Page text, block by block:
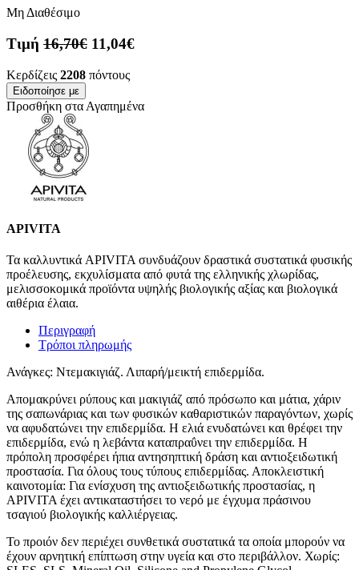
Μη Διαθέσιμο
Τιμή 16,70€ 11,04€
Κερδίζεις 2208 πόντους
Ειδοποίησε με
Προσθήκη στα Αγαπημένα
APIVITA
Τα καλλυντικά APIVITA συνδυάζουν δραστικά συστατικά φυσικής
προέλευσης, εκχυλίσματα από φυτά της ελληνικής χλωρίδας,
μελισσοκομικά προϊόντα υψηλής βιολογικής αξίας και βιολογικά
αιθέρια έλαια.
Περιγραφή
Τρόποι πληρωμής
Ανάγκες: Ντεμακιγιάζ. Λιπαρή/μεικτή επιδερμίδα.
Απομακρύνει ρύπους και μακιγιάζ από πρόσωπο και μάτια, χάριν
της σαπωνάριας και των φυσικών καθαριστικών παραγόντων, χωρίς
να αφυδατώνει την επιδερμίδα. Η ελιά ενυδατώνει και θρέφει την
επιδερμίδα, ενώ η λεβάντα καταπραΰνει την επιδερμίδα. Η
πρόπολη προσφέρει ήπια αντησηπτική δράση και αντιοξειδωτική
προστασία. Για όλους τους τύπους επιδερμίδας. Αποκλειστική
καινοτομία: Για ενίσχυση της αντιοξειδωτικής προστασίας, η
APIVITA έχει αντικαταστήσει το νερό με έγχυμα πράσινου
τσαγιού βιολογικής καλλιέργειας.
Το προιόν δεν περιέχει συνθετικά συστατικά τα οποία μπορούν να
έχουν αρνητική επίπτωση στην υγεία και στο περιβάλλον. Χωρίς: